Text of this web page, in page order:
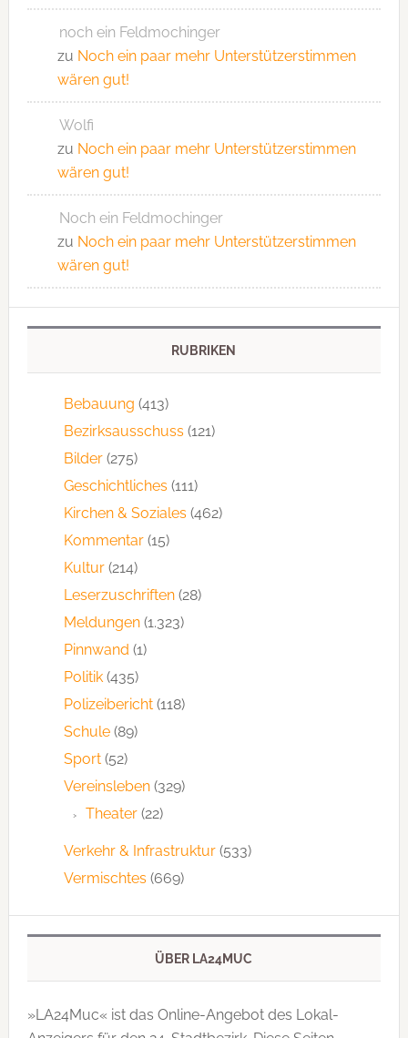
noch ein Feldmochinger
zu Noch ein paar mehr Unterstützerstimmen
wären gut!
Wolfi
zu Noch ein paar mehr Unterstützerstimmen
wären gut!
Noch ein Feldmochinger
zu Noch ein paar mehr Unterstützerstimmen
wären gut!
RUBRIKEN
Bebauung (413)
Bezirksausschuss (121)
Bilder(275)
Geschichtliches (111)
Kirchen & Soziales (462)
Kommentar(15)
Kultur(214)
Leserzuschriften(28)
Meldungen(1.323)
Pinnwand (1)
Politik(435)
Polizeibericht(118)
Schule(89)
Sport(52)
Vereinsleben(329)
Theater(22)
Verkehr & Infrastruktur(533)
Vermischtes (669)
ÜBER LA24MUC
»LA24Muc« ist das Online-Angebot des Lokal-